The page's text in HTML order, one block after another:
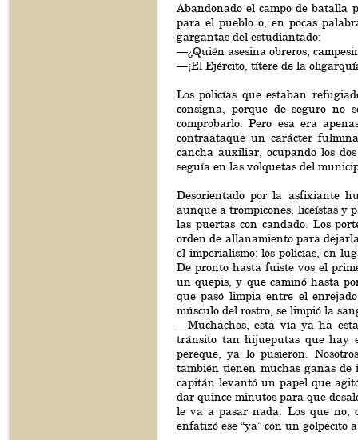
Abandonado el campo de batalla
para el pueblo o, en pocas
gargantas del estudiantado:
—¿Quién asesina obreros,
—¡El Ejército, títere de la
Los policías que estaban
consigna, porque de seguro no
comprobarlo. Pero esa era
contraataque un carácter
cancha auxiliar, ocupando los
seguía en las volquetas del
Desorientado por la asfixiante
aunque a trompicones, liceístas y
las puertas con candado. Los
orden de allanamiento para
el imperialismo: los policías, en
De pronto hasta fuiste vos el
un quepis, y que caminó hasta
que pasó limpia entre el
músculo del rostro, se limpió la
—Muchachos, esta vía ya ha
tránsito tan hijueputas que hay
pereque, ya lo pusieron.
también tienen muchas ganas
capitán levantó un papel que
dar quince minutos para que
le va a pasar nada. Los que no,
enfatizó ese “ya” con un golpecito